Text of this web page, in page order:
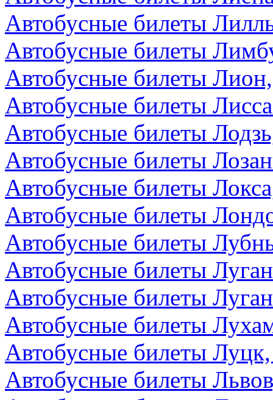
Автобусные билеты
Автобусные билеты
Автобусные билеты
Автобусные билеты
Автобусные билеты
Автобусные билеты
Автобусные билеты
Автобусные билеты
Автобусные билеты
Автобусные билеты
Автобусные билеты
Автобусные билеты
Автобусные билеты
Автобусные билеты